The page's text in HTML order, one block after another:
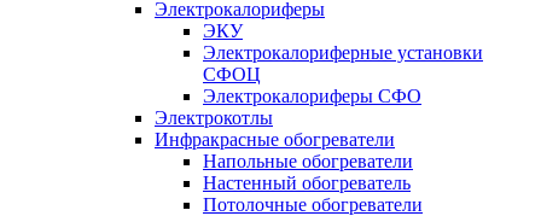
Электрокалориферы
ЭКУ
Электрокалориферные установки
СФОЦ
Электрокалориферы СФО
Электрокотлы
Инфракрасные обогреватели
Напольные обогреватели
Настенный обогреватель
Потолочные обогреватели